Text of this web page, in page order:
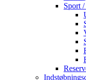
Sport